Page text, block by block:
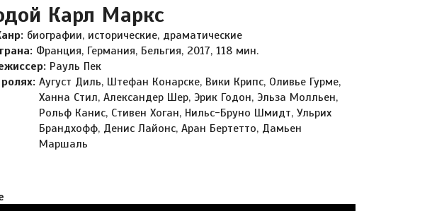
Карл Маркс
биографии, исторические, драматические
Франция, Германия, Бельгия, 2017, 118 мин.
Рауль Пек
Аугуст Диль, Штефан Конарске, Вики Крипс, Оливье Гурме,
Ханна Стил, Александер Шер, Эрик Годон, Эльза Молльен,
Рольф Канис, Стивен Хоган, Нильс-Бруно Шмидт, Ульрих
Брандхофф, Денис Лайонс, Аран Бертетто, Дамьен
Маршаль